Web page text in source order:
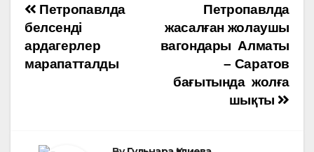
Навигация
по
записям
Петропавлда
жасалған жолаушы
вагондары Алматы
– Саратов
бағытында жолға
шықты
Петропавлда
белсенді
ардагерлер
марапатталды